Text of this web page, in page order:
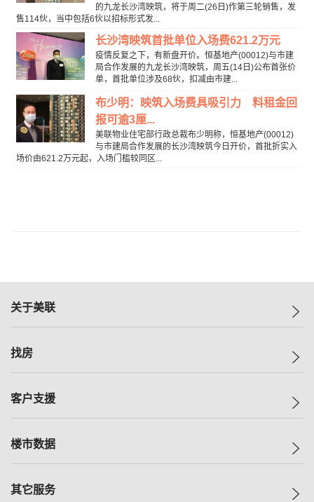
的九龙长沙湾映筑，将于周二(26日)作第三轮销售，发
售114伙，当中包括6伙以招标形式发...
长沙湾映筑首批单位入场费621.2万元
疫情反复之下，有新盘开价。恒基地产(00012)与市建
局合作发展的九龙长沙湾映筑，周五(14日)公布首张价
单，首批单位涉及68伙，扣减由市建...
布少明：映筑入场费具吸引力 料租金回
报可逾3厘...
美联物业住宅部行政总裁布少明称，恒基地产(00012)
与市建局合作发展的长沙湾映筑今日开价，首批折实入
场价由621.2万元起，入场门槛较同区...
关于美联
美联集团
人才招募
找房
一手新房
减价
美联豪宅
客户支援
自助放盘
查询热线
楼市数据
指数
其它服务